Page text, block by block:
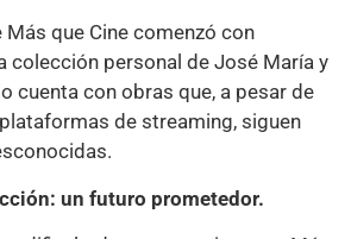
Más que Cine comenzó con
colección personal de José María y
cuenta con obras que, a pesar de
de streaming, siguen
un futuro prometedor.